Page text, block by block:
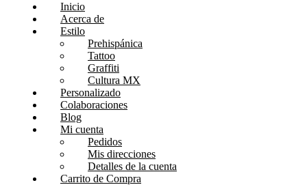
Inicio
Acerca de
Estilo
Prehispánica
Tattoo
Graffiti
Cultura MX
Personalizado
Colaboraciones
Blog
Mi cuenta
Pedidos
Mis direcciones
Detalles de la cuenta
Carrito de Compra